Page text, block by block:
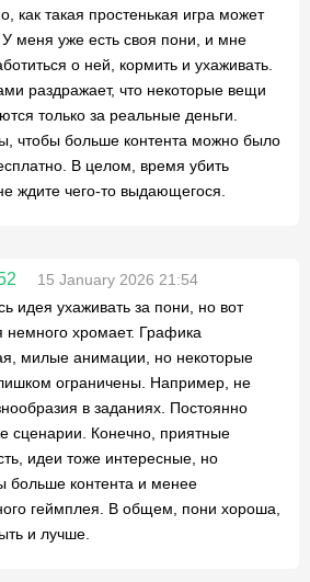
как такая простенькая игра может
У меня уже есть своя пони, и мне
о ней, кормить и ухаживать.
раздражает, что некоторые вещи
только за реальные деньги.
чтобы больше контента можно было
В целом, время убить
ждите чего-то выдающегося.
15 January 2026 21:54
идея ухаживать за пони, но вот
немного хромает. Графика
милые анимации, но некоторые
ограничены. Например, не
в заданиях. Постоянно
сценарии. Конечно, приятные
идеи тоже интересные, но
больше контента и менее
геймплея. В общем, пони хороша,
и лучше.